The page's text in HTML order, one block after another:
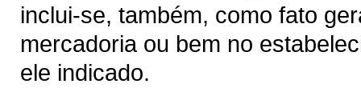
inclui-se, também, como fato
mercadoria ou bem no
ele indicado.